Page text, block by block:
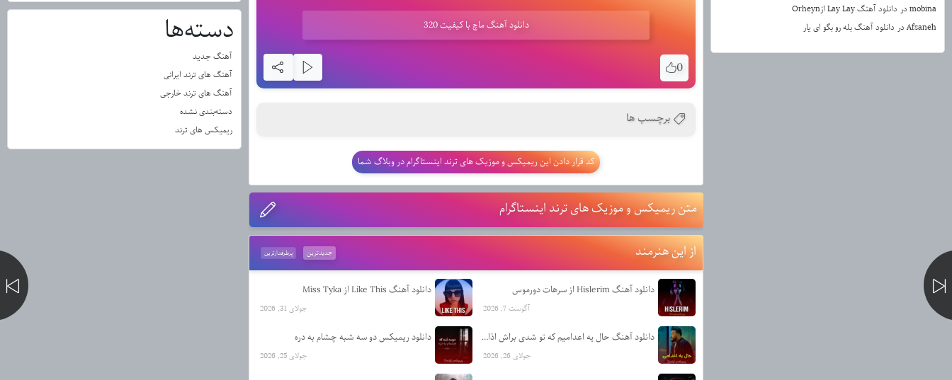
mobina در دانلود آهنگ Lay Lay ازOrheyn
Afsaneh در دانلود آهنگ بله رو بگو ای یار دانلود آهنگ ماچ با کیفیت 320
0
برچسب ها
کد قرار دادن این ریمیکس و موزیک های ترند اینستاگرام در وبلاگ شما
متن ریمیکس و موزیک های ترند اینستاگرام
از این هنرمند پرطرفدارترین جدیدترین
دانلود آهنگ Hislerim از سرهات دورموس
آگوست 7, 2026
دانلود آهنگ Like This از Miss Tyka
جولای 31, 2026
دانلود آهنگ حال یه اعدامیم که تو شدی براش اذان از رضا کرمی تارا
جولای 26, 2026
دانلود ریمیکس دو سه شبه چشام به دره
جولای 25, 2026
دسته‌ها
آهنگ جدید
آهنگ های ترند ایرانی
آهنگ های ترند خارجی
دسته‌بندی نشده
ریمیکس های ترند